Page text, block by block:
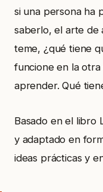
si una persona ha
saberlo, el arte de
teme, ¿qué tiene
funcione en la
aprender. Qué
Basado en el libro
y adaptado en
ideas prácticas y